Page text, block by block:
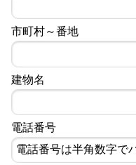
市町村～番地
建物名
電話番号